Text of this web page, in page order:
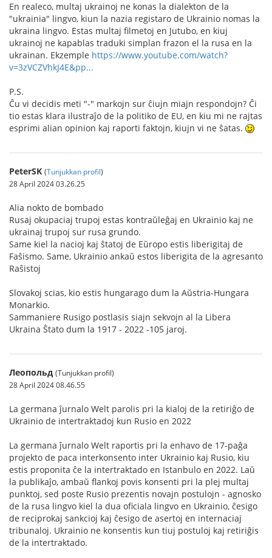
En realeco, multaj ukrainoj ne konas la dialekton de la
"ukrainia" lingvo, kiun la nazia registaro de Ukrainio nomas la
ukraina lingvo. Estas multaj filmetoj en Jutubo, en kiuj
ukrainoj ne kapablas traduki simplan frazon el la rusa en la
ukrainan. Ekzemple https://www.youtube.com/watch?
v=3zVCZVhkJ4E&pp...
P.S.
Ĉu vi decidis meti "-" markojn sur ĉiujn miajn respondojn? Ĉi
tio estas klara ilustraĵo de la politiko de EU, en kiu mi ne rajtas
esprimi alian opinion kaj raporti faktojn, kiujn vi ne ŝatas.
PeterSK (Tunjukkan profil)
28 April 2024 03.26.25
Alia nokto de bombado
Rusaj okupaciaj trupoj estas kontraŭleĝaj en Ukrainio kaj ne
ukrainaj trupoj sur rusa grundo.
Same kiel la nacioj kaj ŝtatoj de Eŭropo estis liberigitaj de
Faŝismo. Same, Ukrainio ankaŭ estos liberigita de la agresanto
Raŝistoj
Slovakoj scias, kio estis hungarago dum la Aŭstria-Hungara
Monarkio.
Sammaniere Rusigo postlasis siajn sekvojn al la Libera
Ukraina Ŝtato dum la 1917 - 2022 -105 jaroj.
Леопольд (Tunjukkan profil)
28 April 2024 08.46.55
La germana ĵurnalo Welt parolis pri la kialoj de la retiriĝo de
Ukrainio de intertraktadoj kun Rusio en 2022
La germana ĵurnalo Welt raportis pri la enhavo de 17-paĝa
projekto de paca interkonsento inter Ukrainio kaj Rusio, kiu
estis proponita ĉe la intertraktado en Istanbulo en 2022. Laŭ
la publikaĵo, ambaŭ flankoj povis konsenti pri la plej multaj
punktoj, sed poste Rusio prezentis novajn postulojn - agnosko
de la rusa lingvo kiel la dua oficiala lingvo en Ukrainio, ĉesigo
de reciprokaj sankcioj kaj ĉesigo de asertoj en internaciaj
tribunaloj. Ukrainio ne konsentis kun tiuj postuloj kaj retiriĝis
de la intertraktado.